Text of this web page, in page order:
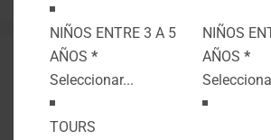
NIÑOS ENTRE 3 A 5
AÑOS *
NIÑOS
AÑOS *
TOURS